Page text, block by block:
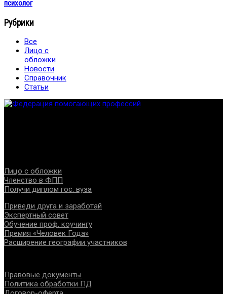
психолог
Рубрики
Все
Лицо с
обложки
Новости
Справочник
Статьи
Лицо с обложки
Членство в ФПП
Получи диплом гос. вуза
Приведи друга и заработай
Экспертный совет
Обучение проф. коучингу
Премия «Человек Года»
Расширение географии участников
Правовые документы
Политика обработки ПД